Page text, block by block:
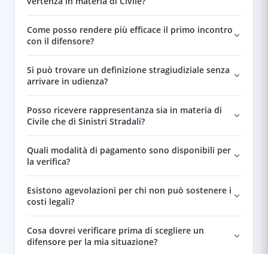
Come posso rendere più efficace il primo incontro
con il difensore?
Si può trovare un definizione stragiudiziale senza
arrivare in udienza?
Posso ricevere rappresentanza sia in materia di
Civile che di Sinistri Stradali?
Quali modalità di pagamento sono disponibili per
la verifica?
Esistono agevolazioni per chi non può sostenere i
costi legali?
Cosa dovrei verificare prima di scegliere un
difensore per la mia situazione?